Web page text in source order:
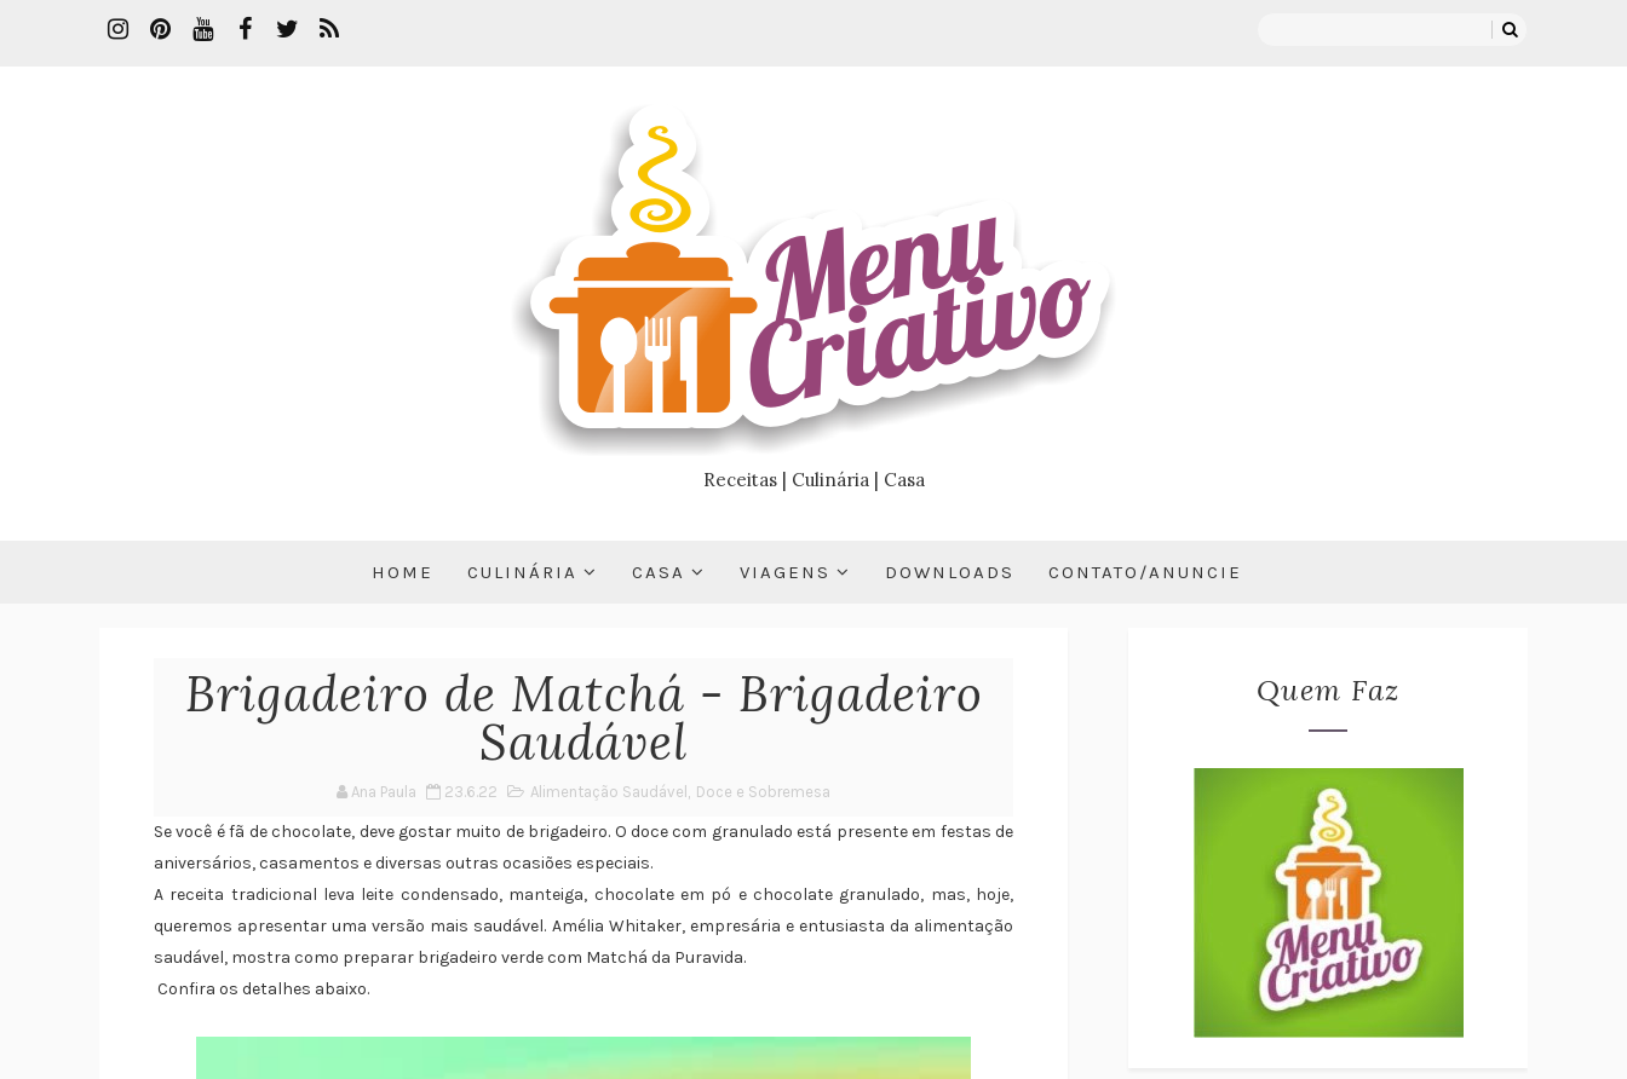
Receitas | Culinária | Casa
HOME CULINÁRIA CASA VIAGENS DOWNLOADS CONTATO/ANUNCIE
Brigadeiro de Matchá - Brigadeiro
Saudável
Ana Paula 23.6.22 Alimentação Saudável Doce e Sobremesa
Se você é fã de chocolate, deve gostar muito de brigadeiro. O doce com granulado está presente em festas de
aniversários, casamentos e diversas outras ocasiões especiais.
A receita tradicional leva leite condensado, manteiga, chocolate em pó e chocolate granulado, mas, hoje,
queremos apresentar uma versão mais saudável. Amélia Whitaker, empresária e entusiasta da alimentação
saudável, mostra como preparar brigadeiro verde com Matchá da Puravida.
Confira os detalhes abaixo.
Quem Faz